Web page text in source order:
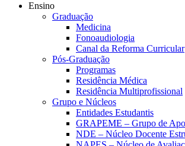
Ensino
Graduação
Medicina
Fonoaudiologia
Canal da Reforma Curricular
Pós-Graduação
Programas
Residência Médica
Residência Multiprofissional
Grupo e Núcleos
Entidades Estudantis
GRAPEME – Grupo de
NDE – Núcleo Docente